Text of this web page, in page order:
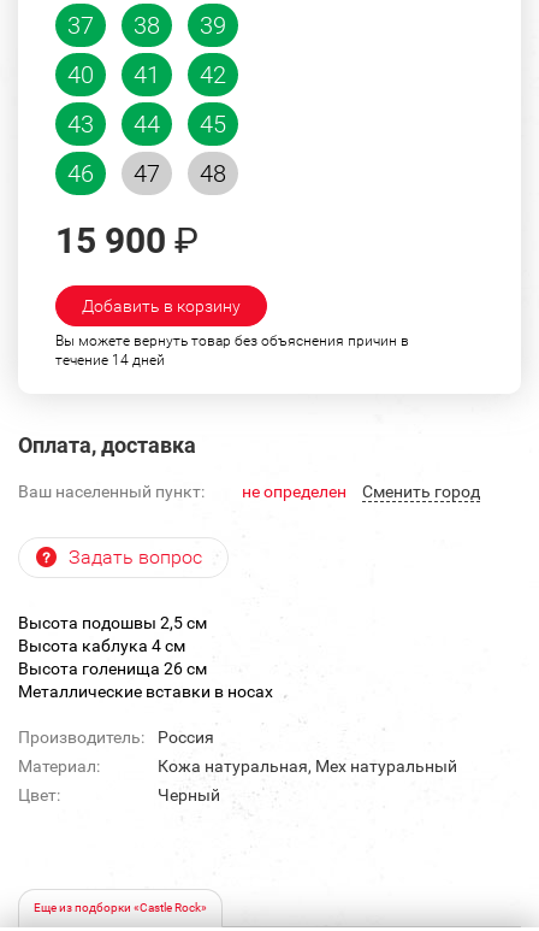
37
38
39
40
41
42
43
44
45
46
47 48
15 900 ₽
Добавить в корзину
Вы можете вернуть товар без объяснения причин в
течение 14 дней
Оплата, доставка
Ваш населенный пункт: не определен Cменить город
Задать вопрос
Высота подошвы 2,5 см
Высота каблука 4 см
Высота голенища 26 см
Металлические вставки в носах
Производитель:
Россия
Материал:
Кожа натуральная, Мех натуральный
Цвет:
Черный
Еще из подборки «Castle Rock»